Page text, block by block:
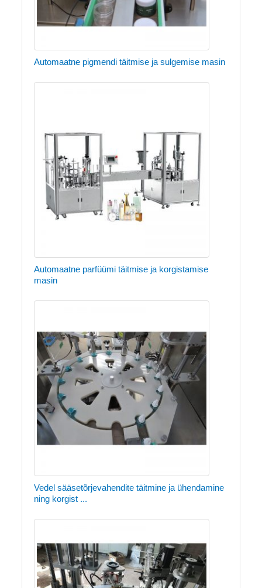
Automaatne pigmendi täitmise ja sulgemise masin
Automaatne parfüümi täitmise ja korgistamise
masin
Vedel sääsetõrjevahendite täitmine ja ühendamine
ning korgist ...